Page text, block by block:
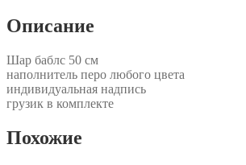
девичник
Описание
Шар баблс 50 см
наполнитель перо любого цвета
индивидуальная надпись
грузик в комплекте
Похожие